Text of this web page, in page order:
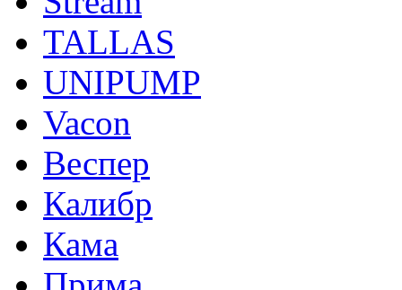
TALLAS
UNIPUMP
Vacon
Веспер
Калибр
Кама